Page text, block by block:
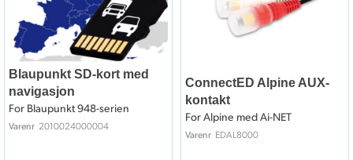
Blaupunkt SD-kort med
navigasjon
For Blaupunkt 948-serien
Varenr 2010024000004
ConnectED Alpine AUX-
kontakt
For Alpine med Ai-NET
Varenr EDAL8000